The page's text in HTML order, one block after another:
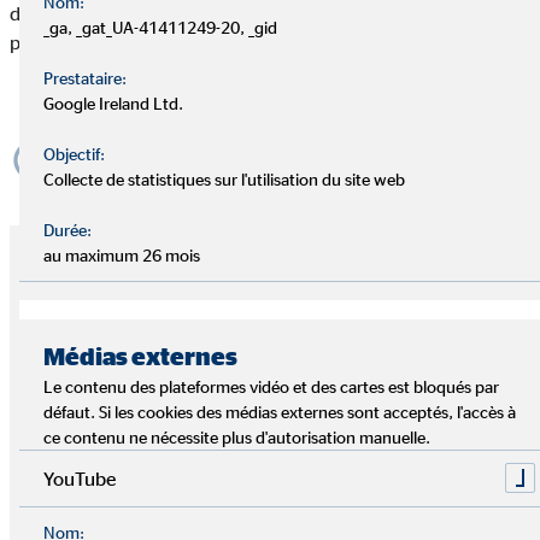
d’un objectif commun : créer de la sécurité financière et des
perspectives pour des millions de clients.
Création d‘OVB Europe
1970 – La bonne idée au bon moment
_ga, _gat_UA-41411249-20, _gid
Prestataire:
Google Ireland Ltd.
Objectif:
Collecte de statistiques sur l'utilisation du site web
Durée:
au maximum 26 mois
Médias externes
Le contenu des plateformes vidéo et des cartes est bloqués par
défaut. Si les cookies des médias externes sont acceptés, l'accès à
ce contenu ne nécessite plus d'autorisation manuelle.
YouTube
Nom: